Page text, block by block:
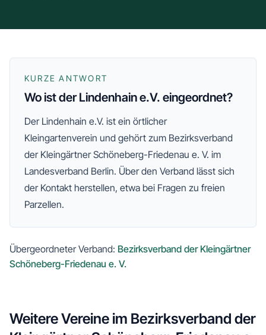
KURZE ANTWORT
Wo ist der Lindenhain e.V. eingeordnet?
Der Lindenhain e.V. ist ein örtlicher
Kleingartenverein und gehört zum Bezirksverband
der Kleingärtner Schöneberg-Friedenau e. V. im
Landesverband Berlin. Über den Verband lässt sich
der Kontakt herstellen, etwa bei Fragen zu freien
Parzellen.
Übergeordneter Verband: Bezirksverband der Kleingärtner
Schöneberg-Friedenau e. V.
Weitere Vereine im Bezirksverband der